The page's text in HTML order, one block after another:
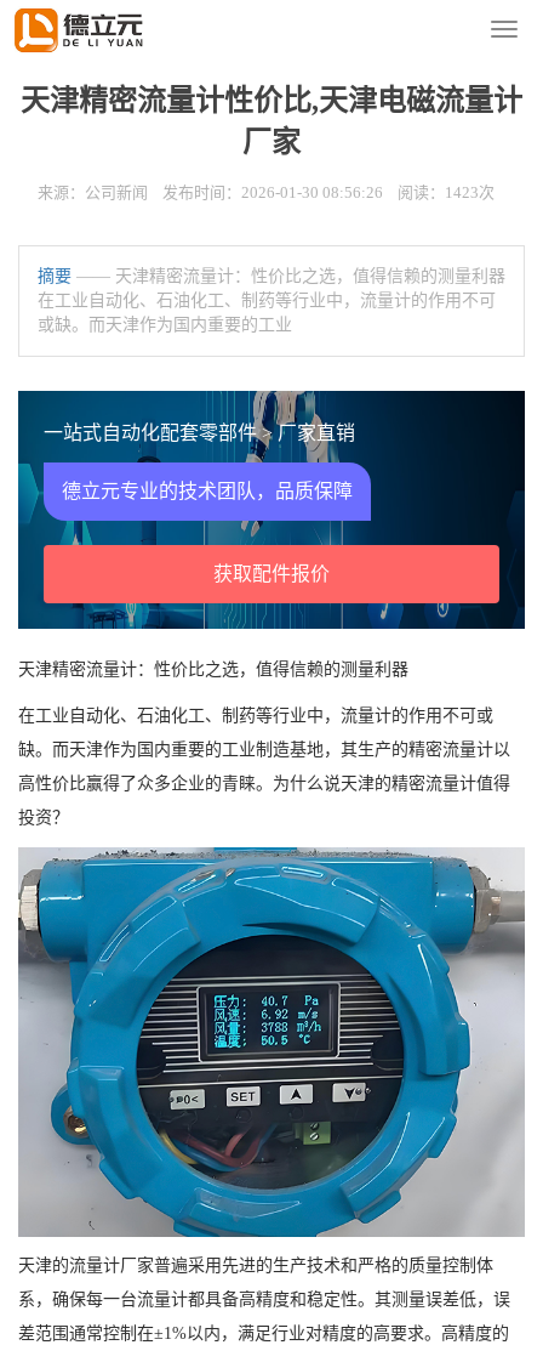
导
菜
单
您的位置：首页
天津精密流量计性价比,天津电磁流量计
厂家
来源：公司新闻 发布时间：2026-01-30 08:56:26 阅读：1423次
摘要 —— 天津精密流量计：性价比之选，值得信赖的测量利器
在工业自动化、石油化工、制药等行业中，流量计的作用不可
或缺。而天津作为国内重要的工业
一站式自动化配套零部件 > 厂家直销
德立元专业的技术团队，品质保障
获取配件报价
天津精密流量计：性价比之选，值得信赖的测量利器
在工业自动化、石油化工、制药等行业中，流量计的作用不可或
缺。而天津作为国内重要的工业制造基地，其生产的精密流量计以
高性价比赢得了众多企业的青睐。为什么说天津的精密流量计值得
投资？
天津的流量计厂家普遍采用先进的生产技术和严格的质量控制体
系，确保每一台流量计都具备高精度和稳定性。其测量误差低，误
差范围通常控制在±1%以内，满足行业对精度的高要求。高精度的